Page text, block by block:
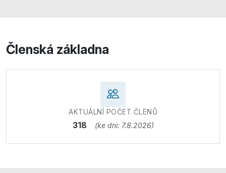
Členská základna
AKTUÁLNÍ POČET ČLENŮ
318 (ke dni: 7.8.2026)